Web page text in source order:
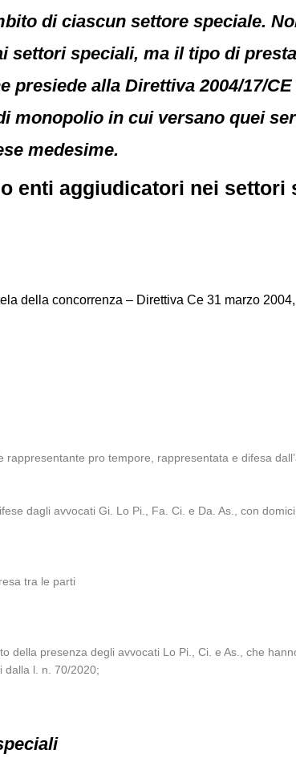
di ciascun settore speciale.
settori speciali, ma il tipo di
presiede alla Direttiva 2004/17/
monopolio in cui versano quei
medesime.
enti aggiudicatori nei settori
della concorrenza – Direttiva Ce 31 marzo
pro tempore, rappresentata e difesa
dagli avvocati Gi. Lo Pi., Fa. Ci. e Da. As., con
tra le parti
della presenza degli avvocati Lo Pi., Ci. e As., che
dalla l. n. 70/2020;